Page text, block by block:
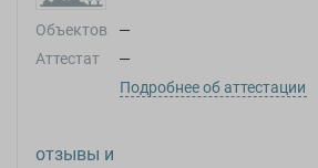
Объектов
—
Аттестат
—
Подробнее об аттестации
отзывы и